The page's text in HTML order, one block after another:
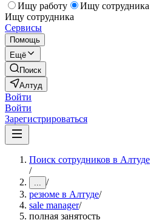
Ищу работу
Ищу сотрудника
Ищу сотрудника
Сервисы
Помощь
Ещё
Поиск
Алтуд
Войти
Войти
Зарегистрироваться
Поиск сотрудников в Алтуде
/
... /
резюме в Алтуде/
sale manager/
полная занятость